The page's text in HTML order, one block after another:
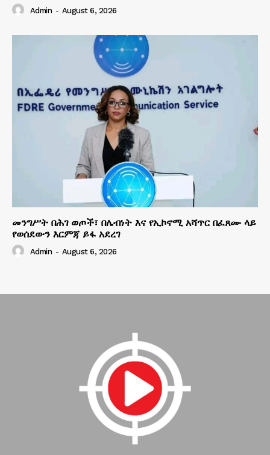
Admin - August 6, 2026
መንግሥት በሕገ ወጦች፣ በሌብነት እና የኢኮኖሚ አሻጥር በፈጸሙ ላይ
የወሰደውን እርምጃ ይፋ አደረገ
Admin - August 6, 2026